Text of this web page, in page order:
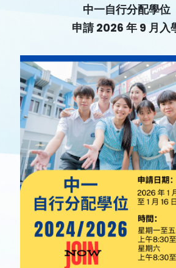
中一自行分配學位
申請 2026 年 9 月入